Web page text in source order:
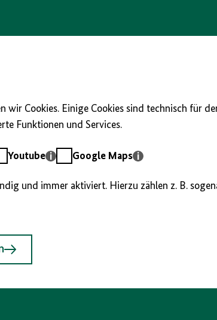
wir Cookies. Einige Cookies sind technisch für
Funktionen und Services.
Youtube
GoogleGoogle Maps
und immer aktiviert. Hierzu zählen z. B.